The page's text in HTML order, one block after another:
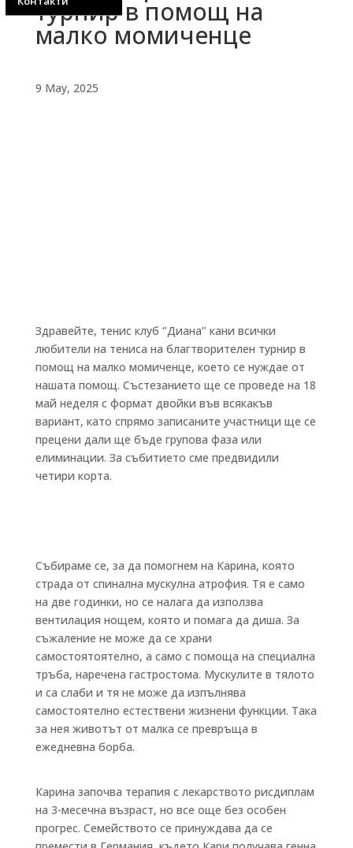
турнир в помощ на
малко момиченце
9 May, 2025
Здравейте, тенис клуб ‘’Диана’’ кани всички
любители на тениса на благтворителен турнир в
помощ на малко момиченце, което се нуждае от
нашата помощ. Състезанието ще се проведе на 18
май неделя с формат двойки във всякакъв
вариант, като спрямо записаните участници ще се
прецени дали ще бъде групова фаза или
елиминации. За събитието сме предвидили
четири корта.
Събираме се, за да помогнем на Карина, която
страда от спинална мускулна атрофия. Тя е само
на две годинки, но се налага да използва
вентилация нощем, която и помага да диша. За
съжаление не може да се храни
самостоятоятелно, а само с помоща на специална
тръба, наречена гастростома. Мускулите в тялото
и са слаби и тя не може да изпълнява
самостоятелно естествени жизнени функции. Така
за нея животът от малка се превръща в
ежедневна борба.
Карина започва терапия с лекарството рисдиплам
на 3-месечна възраст, но все още без особен
прогрес. Семейството се принуждава да се